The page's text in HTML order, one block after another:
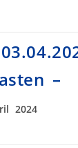
–
2024